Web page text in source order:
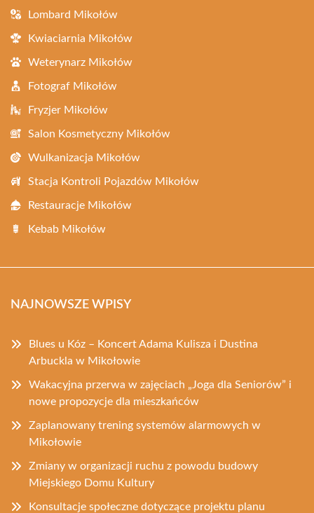
Lombard Mikołów
Kwiaciarnia Mikołów
Weterynarz Mikołów
Fotograf Mikołów
Fryzjer Mikołów
Salon Kosmetyczny Mikołów
Wulkanizacja Mikołów
Stacja Kontroli Pojazdów Mikołów
Restauracje Mikołów
Kebab Mikołów
NAJNOWSZE WPISY
Blues u Kóz – Koncert Adama Kulisza i Dustina
Arbuckla w Mikołowie
Wakacyjna przerwa w zajęciach „Joga dla Seniorów” i
nowe propozycje dla mieszkańców
Zaplanowany trening systemów alarmowych w
Mikołowie
Zmiany w organizacji ruchu z powodu budowy
Miejskiego Domu Kultury
Konsultacje społeczne dotyczące projektu planu